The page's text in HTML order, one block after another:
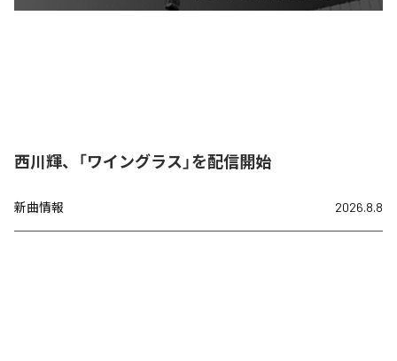
西川輝、「ワイングラス」を配信開始
新曲情報 2026.8.8